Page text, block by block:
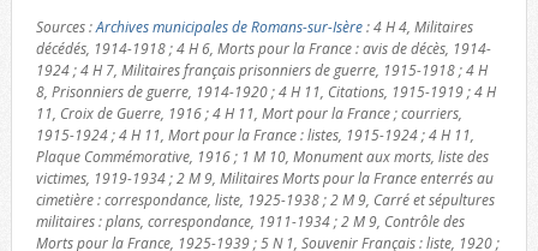
Sources :Archives municipales de Romans-sur-Isère: 4 H 4, Militaires
décédés, 1914-1918 ; 4 H 6, Morts pour la France : avis de décès, 1914-
1924 ; 4 H 7, Militaires français prisonniers de guerre, 1915-1918 ; 4 H
8, Prisonniers de guerre, 1914-1920 ; 4 H 11, Citations, 1915-1919 ; 4 H
11, Croix de Guerre, 1916 ; 4 H 11, Mort pour la France ; courriers,
1915-1924 ; 4 H 11, Mort pour la France : listes, 1915-1924 ; 4 H 11,
Plaque Commémorative, 1916 ; 1 M 10, Monument aux morts, liste des
victimes, 1919-1934 ; 2 M 9, Militaires Morts pour la France enterrés au
cimetière : correspondance, liste, 1925-1938 ; 2 M 9, Carré et sépultures
militaires : plans, correspondance, 1911-1934 ; 2 M 9, Contrôle des
Morts pour la France, 1925-1939 ; 5 N 1, Souvenir Français : liste, 1920 ;